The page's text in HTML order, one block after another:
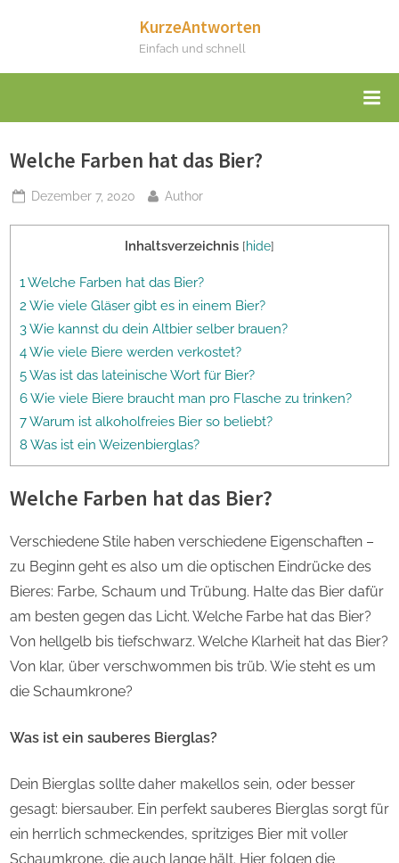
KurzeAntworten
Einfach und schnell
Welche Farben hat das Bier?
Posted
Dezember 7, 2020 By
Author
Inhaltsverzeichnis [hide]
1 Welche Farben hat das Bier?
2 Wie viele Gläser gibt es in einem Bier?
3 Wie kannst du dein Altbier selber brauen?
4 Wie viele Biere werden verkostet?
5 Was ist das lateinische Wort für Bier?
6 Wie viele Biere braucht man pro Flasche zu trinken?
7 Warum ist alkoholfreies Bier so beliebt?
8 Was ist ein Weizenbierglas?
Welche Farben hat das Bier?
Verschiedene Stile haben verschiedene Eigenschaften –
zu Beginn geht es also um die optischen Eindrücke des
Bieres: Farbe, Schaum und Trübung. Halte das Bier dafür
am besten gegen das Licht. Welche Farbe hat das Bier?
Von hellgelb bis tiefschwarz. Welche Klarheit hat das Bier?
Von klar, über verschwommen bis trüb. Wie steht es um
die Schaumkrone?
Was ist ein sauberes Bierglas?
Dein Bierglas sollte daher makellos sein, oder besser
gesagt: biersauber. Ein perfekt sauberes Bierglas sorgt für
ein herrlich schmeckendes, spritziges Bier mit voller
Schaumkrone, die auch lange hält. Hier folgen die